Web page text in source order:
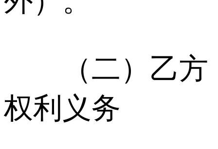
（二）乙方
权利义务